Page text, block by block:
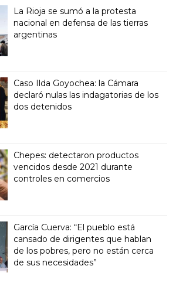
La Rioja se sumó a la protesta
nacional en defensa de las tierras
argentinas
Caso Ilda Goyochea: la Cámara
declaró nulas las indagatorias de los
dos detenidos
Chepes: detectaron productos
vencidos desde 2021 durante
controles en comercios
García Cuerva: “El pueblo está
cansado de dirigentes que hablan
de los pobres, pero no están cerca
de sus necesidades”